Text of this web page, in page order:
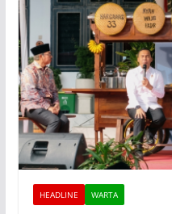
HEADLINE WARTA